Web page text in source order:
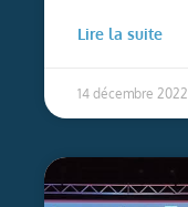
Lire la suite
14 décembre 2022